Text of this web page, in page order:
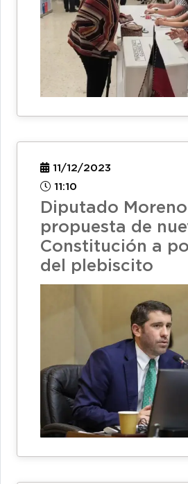
11/12/2023
11:10
Diputado
propuesta de
Constitución a
del plebiscito